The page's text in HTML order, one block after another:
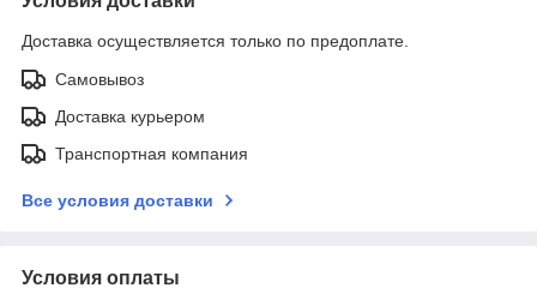
Доставка осуществляется только по предоплате.
Самовывоз
Доставка курьером
Транспортная компания
Все условия доставки
Условия оплаты